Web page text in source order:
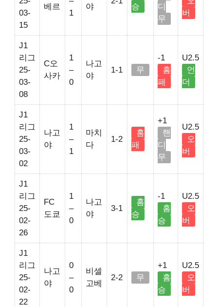
03-
15
베르
1
야
승
디
무
버
J1
리그
25-
03-
08
C오
사카
1
–
0
나고
야
1-1 무
-1
홈
패
U2.5
언
더
J1
리그
25-
03-
02
나고
야
1
–
1
마치
다
1-2
홈
패
+1
핸
디
무
U2.5
오
버
J1
리그
25-
02-
26
FC
도쿄
1
–
0
나고
야
3-1
홈
승
-1
홈
승
U2.5
오
버
J1
리그
25-
02-
22
나고
야
0
–
0
비셀
고베
2-2 무
+1
홈
승
U2.5
오
버